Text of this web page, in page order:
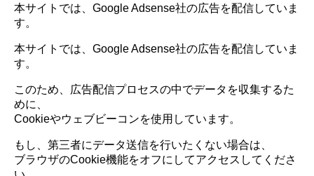
本サイトでは、Google Adsense社の広告を配信していま
す。
本サイトでは、Google Adsense社の広告を配信していま
す。
このため、広告配信プロセスの中でデータを収集するた
めに、
Cookieやウェブビーコンを使用しています。
もし、第三者にデータ送信を行いたくない場合は、
ブラウザのCookie機能をオフにしてアクセスしてくださ